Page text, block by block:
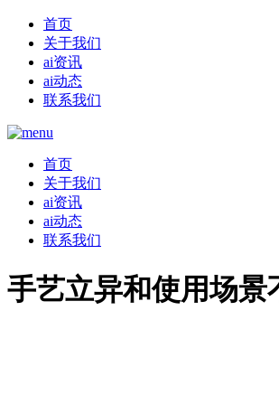
首页
关于我们
ai资讯
ai动态
联系我们
首页
关于我们
ai资讯
ai动态
联系我们
手艺立异和使用场景